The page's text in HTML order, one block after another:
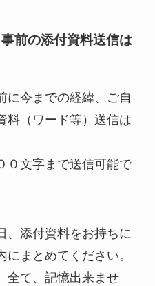
前の添付資料送信は
に今までの経緯、ご自
料（ワード等）送信は
０文字まで送信可能で
、添付資料をお持ちに
まとめてください。
全て、記憶出来ませ